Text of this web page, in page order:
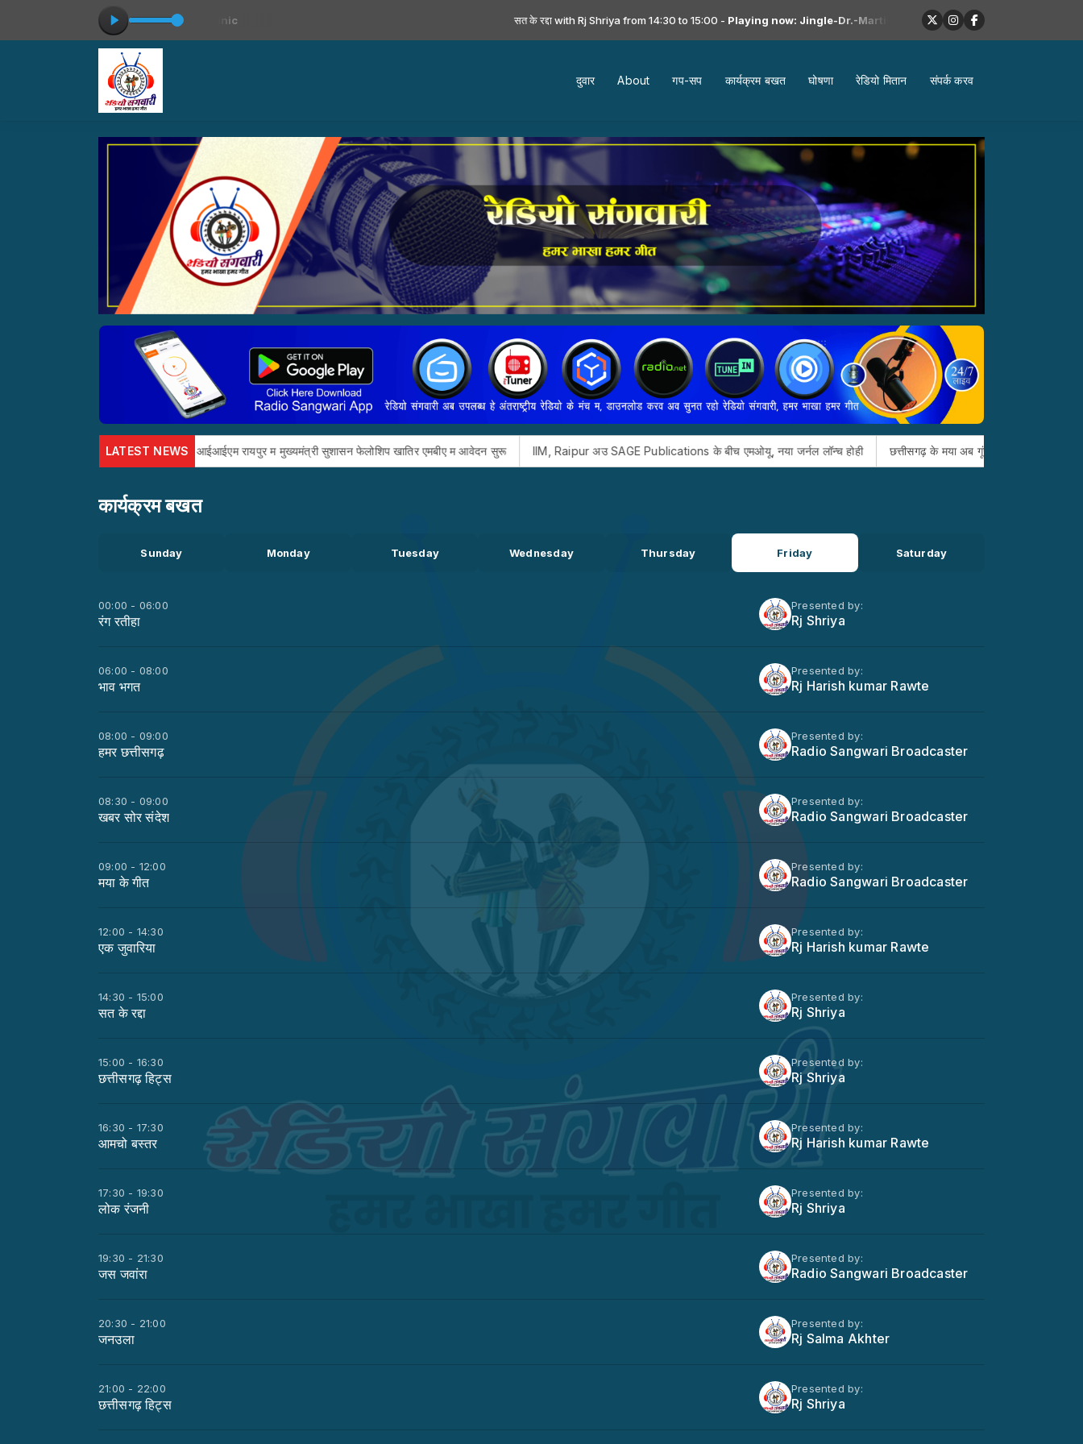
now: Jingle-Dr.-Martina-Clinic सत के रद्दा with Rj Shriya from 14:30 to 15:00 -Playing now: Jingle-Dr.-Martina-Clinic
दुवार About गप-सप कार्यक्रम बखत घोषणा रेडियो मितान संपर्क करव
LATEST NEWS
के Alexa Skill के शुभारंभ आईआईएम रायपुर म मुख्यमंत्री सुशासन फेलोशिप खातिर एमबीए म आवेदन सुरू IIM, Raipur अउ SAGE Publications के बीच एमओयू, नया जर्नल लॉन्च होही छत्तीसगढ़ के मया अब गूंजही दुनिया भर मं : मुख्यमंत्री
कार्यक्रम बखत
Sunday Monday Tuesday Wednesday Thursday Friday Saturday
00:00 - 06:00
रंग रतीहा
Presented by:
Rj Shriya
06:00 - 08:00
भाव भगत
Presented by:
Rj Harish kumar Rawte
08:00 - 09:00
हमर छत्तीसगढ़
Presented by:
Radio Sangwari Broadcaster
08:30 - 09:00
खबर सोर संदेश
Presented by:
Radio Sangwari Broadcaster
09:00 - 12:00
मया के गीत
Presented by:
Radio Sangwari Broadcaster
12:00 - 14:30
एक जुवारिया
Presented by:
Rj Harish kumar Rawte
14:30 - 15:00
सत के रद्दा
Presented by:
Rj Shriya
15:00 - 16:30
छत्तीसगढ़ हिट्स
Presented by:
Rj Shriya
16:30 - 17:30
आमचो बस्तर
Presented by:
Rj Harish kumar Rawte
17:30 - 19:30
लोक रंजनी
Presented by:
Rj Shriya
19:30 - 21:30
जस जवांरा
Presented by:
Radio Sangwari Broadcaster
20:30 - 21:00
जनउला
Presented by:
Rj Salma Akhter
21:00 - 22:00
छत्तीसगढ़ हिट्स
Presented by:
Rj Shriya